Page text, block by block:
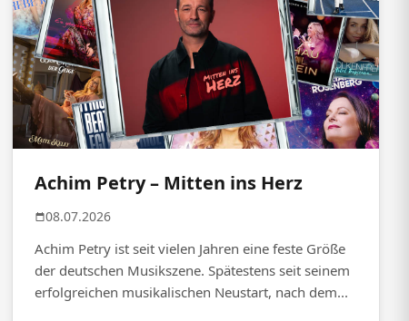
Achim Petry – Mitten ins Herz
08.07.2026
Achim Petry ist seit vielen Jahren eine feste Größe
der deutschen Musikszene. Spätestens seit seinem
erfolgreichen musikalischen Neustart, nach dem...